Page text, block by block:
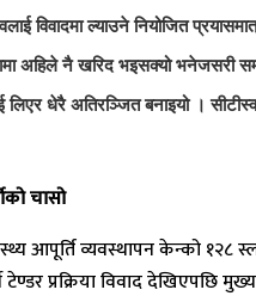
विवादमा ल्याउने नियोजित
अहिले नै खरिद भइसक्यो भनेजसरी
लिएर धेरै अतिरञ्जित बनाइयो ।
चासो
आपूर्ति व्यवस्थापन केन्को १२८
प्रक्रिया विवाद देखिएपछि